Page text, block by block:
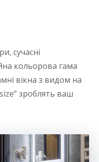
сучасні
кольорова гама
вікна з видом на
зроблять ваш